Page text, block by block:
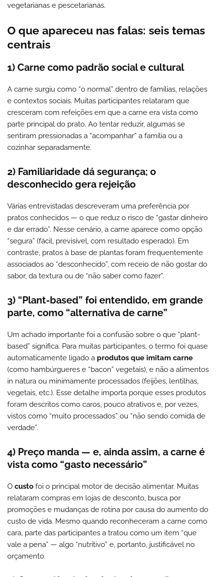
vegetarianas e pescetarianas.
O que apareceu nas falas: seis temas
centrais
1) Carne como padrão social e cultural
A carne surgiu como “o normal” dentro de famílias, relações
e contextos sociais. Muitas participantes relataram que
cresceram com refeições em que a carne era vista como
parte principal do prato. Ao tentar reduzir, algumas se
sentiram pressionadas a “acompanhar” a família ou a
cozinhar separadamente.
2) Familiaridade dá segurança; o
desconhecido gera rejeição
Várias entrevistadas descreveram uma preferência por
pratos conhecidos — o que reduz o risco de “gastar dinheiro
e dar errado”. Nesse cenário, a carne aparece como opção
“segura” (fácil, previsível, com resultado esperado). Em
contraste, pratos à base de plantas foram frequentemente
associados ao “desconhecido”, com receio de não gostar do
sabor, da textura ou de “não saber como fazer”.
3) “Plant-based” foi entendido, em grande
parte, como “alternativa de carne”
Um achado importante foi a confusão sobre o que “plant-
based” significa. Para muitas participantes, o termo foi quase
automaticamente ligado a produtos que imitam carne
(como hambúrgueres e “bacon” vegetais), e não a alimentos
in natura ou minimamente processados (feijões, lentilhas,
vegetais, etc.). Esse detalhe importa porque esses produtos
foram descritos como caros, pouco atrativos e, por vezes,
vistos como “muito processados” ou “não sendo comida de
verdade”.
4) Preço manda — e, ainda assim, a carne é
vista como “gasto necessário”
O custo foi o principal motor de decisão alimentar. Muitas
relataram compras em lojas de desconto, busca por
promoções e mudanças de rotina por causa do aumento do
custo de vida. Mesmo quando reconheceram a carne como
cara, parte das participantes a tratou como um item “que
vale a pena” — algo “nutritivo” e, portanto, justificável no
orçamento.